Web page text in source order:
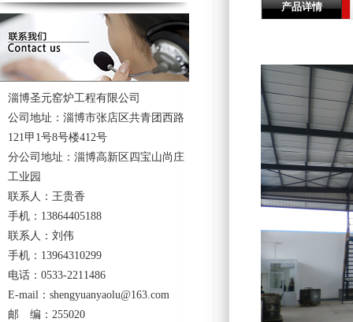
产品详情
淄博圣元窑炉工程有限公司
公司地址：淄博市张店区共青团西路
121甲1号8号楼412号
分公司地址：淄博高新区四宝山尚庄
工业园
联系人：王贵香
手机：13864405188
联系人：刘伟
手机：13964310299
电话：0533-2211486
E-mail：shengyuanyaolu@163.com
邮 编：255020